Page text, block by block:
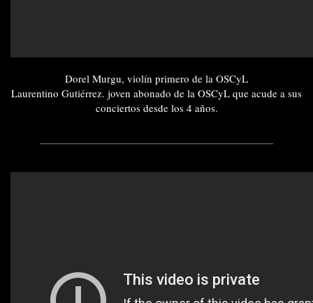
Dorel Murgu, violín primero de la OSCyL
Laurentino Gutiérrez. joven abonado de la OSCyL que acude a sus
conciertos desde los 4 años.